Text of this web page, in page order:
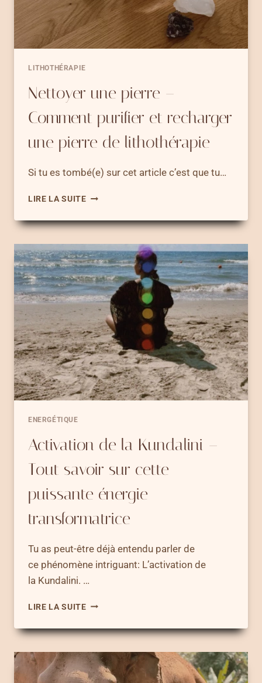
LITHOTHÉRAPIE
Nettoyer une pierre –
Comment purifier et recharger
une pierre de lithothérapie
Si tu es tombé(e) sur cet article c’est que tu…
LIRE LA SUITENETTOYER
PIERRE
COMMENT
PURIFIER
ET
RECHARGER
UNE
PIERRE
DE
LITHOTHÉRAPIE
ENERGÉTIQUE
Activation de la Kundalini –
Tout savoir sur cette
puissante énergie
transformatrice
Tu as peut-être déjà entendu parler de
ce phénomène intriguant: L’activation de
la Kundalini. …
LIRE LA SUITEACTIVATION
LA
KUNDALINI
–
TOUT
SAVOIR